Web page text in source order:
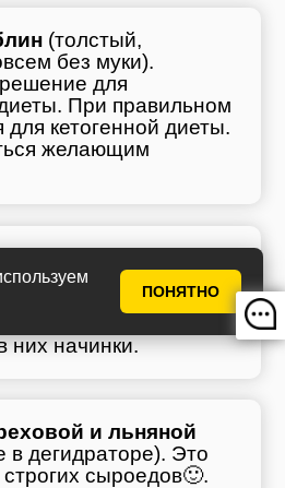
ПОНЯТНО
(толстый,
без муки).
для
При правильном
для кетогенной диеты.
желающим
экзотики.
глютена и
но подходят для
них начинки.
и льняной
в дегидраторе). Это
сыроедов🙂.